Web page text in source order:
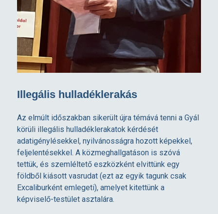
Illegális hulladéklerakás
Az elmúlt időszakban sikerült újra témává tenni a Gyál
körüli illegális hulladéklerakatok kérdését
adatigénylésekkel, nyilvánosságra hozott képekkel,
feljelentésekkel. A közmeghallgatáson is szóvá
tettük, és szemléltető eszközként elvittünk egy
földből kiásott vasrudat (ezt az egyik tagunk csak
Excaliburként emlegeti), amelyet kitettünk a
képviselő-testület asztalára.